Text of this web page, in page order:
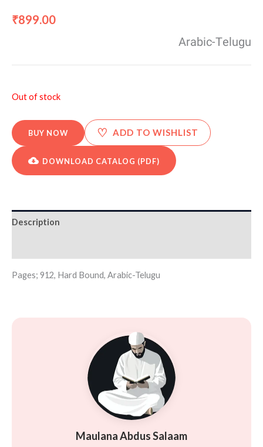
₹899.00
Arabic-Telugu
Out of stock
BUY NOW ♡ ADD TO WISHLIST
DOWNLOAD CATALOG (PDF)
Description
Pages; 912, Hard Bound, Arabic-Telugu
Maulana Abdus Salaam